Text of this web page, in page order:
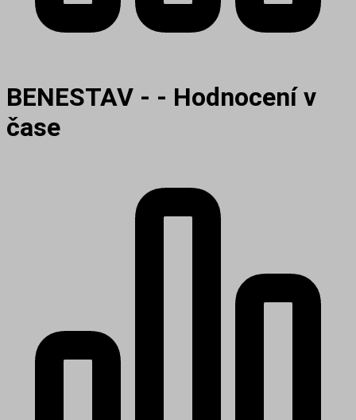
BENESTAV - - Hodnocení v
čase